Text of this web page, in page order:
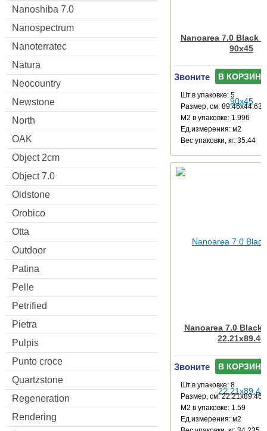
Nanoshiba 7.0
Nanospectrum
Nanoterratec
Natura
Neocountry
Newstone
North
OAK
Object 2cm
Object 7.0
Oldstone
Orobico
Otta
Outdoor
Patina
Pelle
Petrified
Pietra
Pulpis
Punto croce
Quartzstone
Regeneration
Rendering
Nanoarea 7.0 Black
90x45
Звоните В КОРЗИНУ
Шт.в упаковке: 5
Размер, см: 89.46x44.63
М2 в упаковке: 1.996
Ед.измерения: м2
Веc упаковки, кг: 35.44
Nanoarea 7.0 Black
22.21x89.46
Звоните В КОРЗИНУ
Шт.в упаковке: 8
Размер, см: 22.21x89.46
М2 в упаковке: 1.59
Ед.измерения: м2